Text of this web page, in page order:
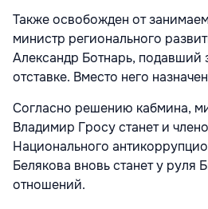
Также освобожден от
министр регионального
Александр Ботнарь, подавший
отставке. Вместо него
Согласно решению кабмина,
Владимир Гросу станет и
Национального
Белякова вновь станет у руля
отношений.